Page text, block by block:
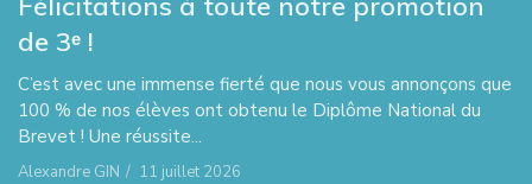
de 3ᵉ !
C’est avec une immense fierté que nous vous annonçons que
100 % de nos élèves ont obtenu le Diplôme National du
Brevet ! Une réussite...
Alexandre GIN / 11 juillet 2026